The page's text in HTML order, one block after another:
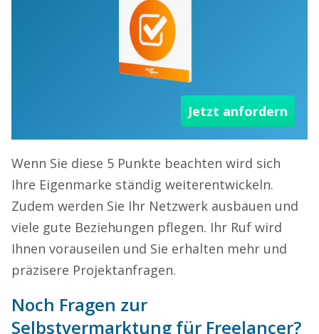
Jetzt anfordern
Wenn Sie diese 5 Punkte beachten wird sich
Ihre Eigenmarke ständig weiterentwickeln.
Zudem werden Sie Ihr Netzwerk ausbauen und
viele gute Beziehungen pflegen. Ihr Ruf wird
Ihnen vorauseilen und Sie erhalten mehr und
präzisere Projektanfragen.
Noch Fragen zur
Selbstvermarktung für Freelancer?